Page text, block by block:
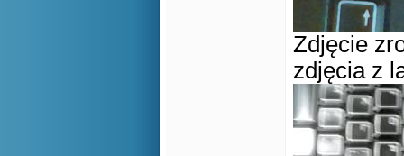
Zdjęcie
zdjęcia z